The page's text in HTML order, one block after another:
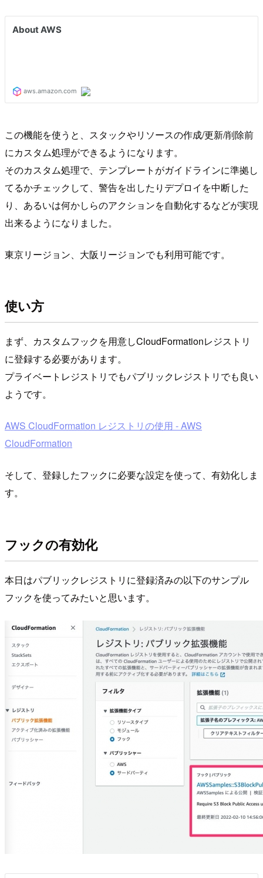
この機能を使うと、スタックやリソースの作成/更新/削除前
にカスタム処理ができるようになります。
そのカスタム処理で、テンプレートがガイドラインに準拠し
てるかチェックして、警告を出したりデプロイを中断した
り、あるいは何かしらのアクションを自動化するなどが実現
出来るようになりました。
東京リージョン、大阪リージョンでも利用可能です。
使い方
まず、カスタムフックを用意しCloudFormationレジストリ
に登録する必要があります。
プライベートレジストリでもパブリックレジストリでも良い
ようです。
AWS CloudFormation レジストリの使用 - AWS
CloudFormation
そして、登録したフックに必要な設定を使って、有効化しま
す。
フックの有効化
本日はパブリックレジストリに登録済みの以下のサンプル
フックを使ってみたいと思います。